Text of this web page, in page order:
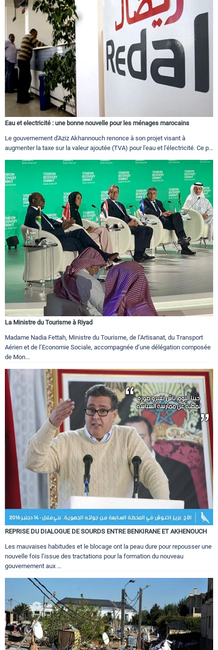
Eau et electricité : une bonne nouvelle pour les ménages marocains
Le gouvernement d'Aziz Akhannouch renonce à son projet visant à
augmenter la taxe sur la valeur ajoutée (TVA) pour l'eau et l'électricité. Ce p...
La Ministre du Tourisme à Riyad
Madame Nadia Fettah, Ministre du Tourisme, de l’Artisanat, du Transport
Aérien et de l’Economie Sociale, accompagnée d’une délégation composée
de Mon...
REPRISE DU DIALOGUE DE SOURDS ENTRE BENKIRANE ET AKHENOUCH
Les mauvaises habitudes et le blocage ont la peau dure pour repousser une
nouvelle fois l’issue des tractations pour la formation du nouveau
gouvernement aux ...